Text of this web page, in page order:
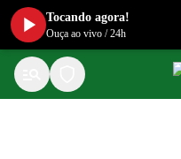
Tocando agora!
Ouça ao vivo /24h